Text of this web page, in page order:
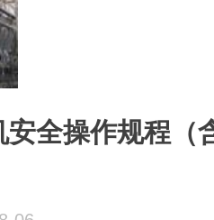
全操作规程（